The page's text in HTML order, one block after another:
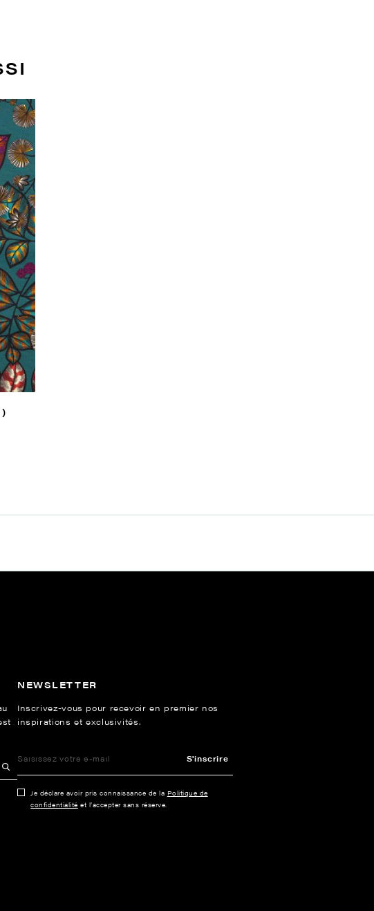
NEWSLETTER
Inscrivez-vous pour recevoir en premier nos
inspirations et exclusivités.
S'inscrire
Je déclare avoir pris connaissance de la Politique de
confidentialité et l’accepter sans réserve.